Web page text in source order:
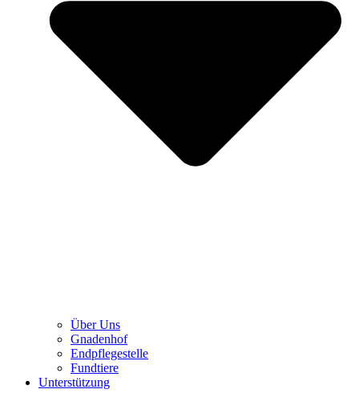
Über Uns
Gnadenhof
Endpflegestelle
Fundtiere
Unterstützung